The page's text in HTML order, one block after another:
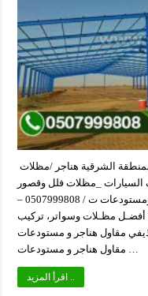
هناجر مستودعات مخازن تركيب احترافي بمنطقة الشرقية هناجر /مظلات
_مظلات فلل وقصور
_سواتر من جميع النواع _أنشأ هناجر ومستودعات ت / 0507999808 –
أفضـل مظـلات وسواتر، تركيب
مقاول هناجر و مستودعات